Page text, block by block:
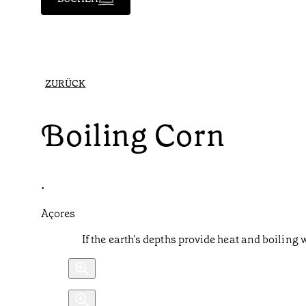
ZURÜCK
Boiling Corn
•
Açores
If the earth's depths provide heat and boiling